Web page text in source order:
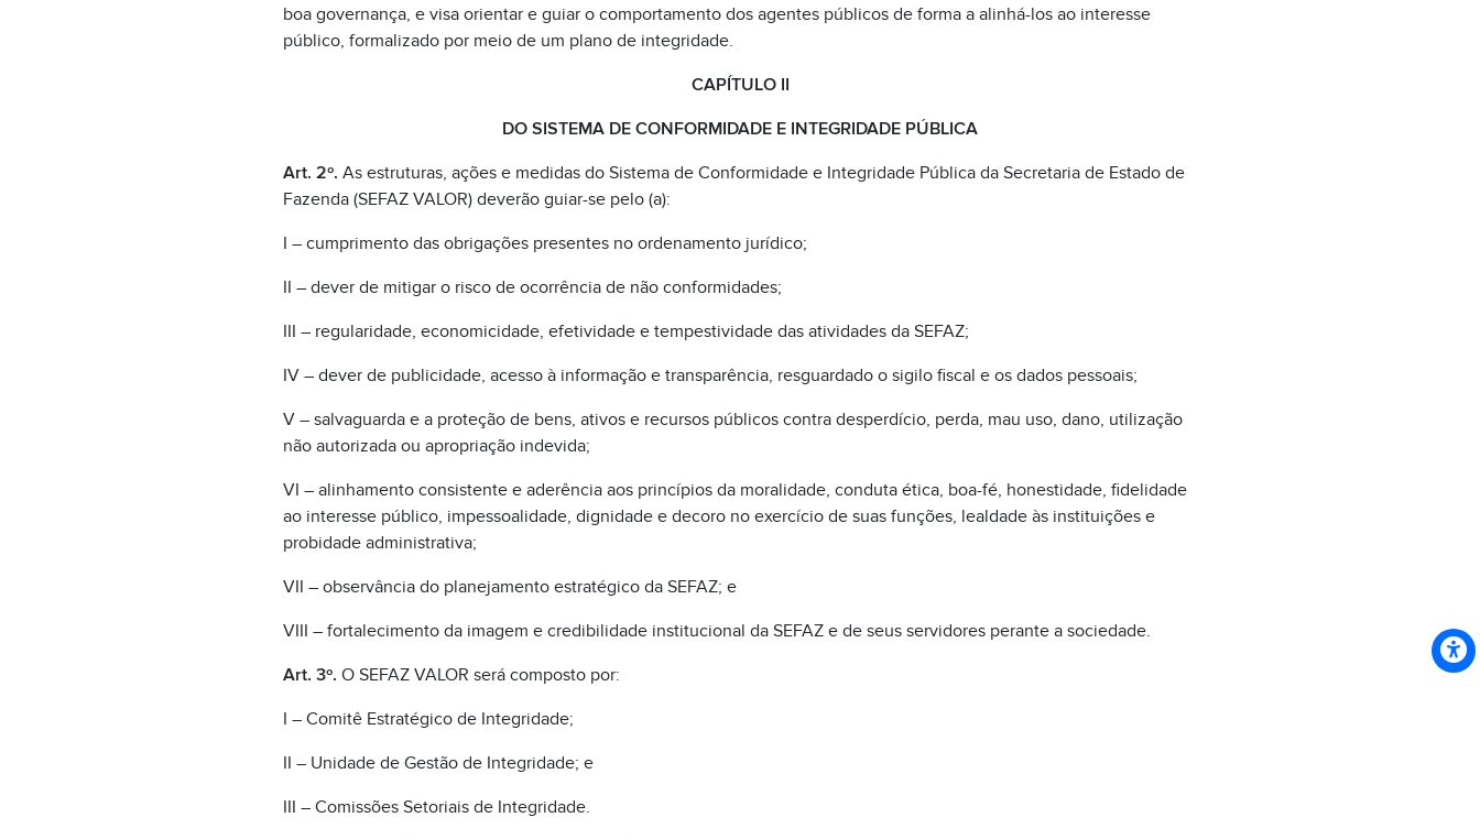
boa governança, e visa orientar e guiar o comportamento dos agentes públicos de forma a alinhá-los ao interesse
público, formalizado por meio de um plano de integridade.
CAPÍTULO II
DO SISTEMA DE CONFORMIDADE E INTEGRIDADE PÚBLICA
Art. 2º. As estruturas, ações e medidas do Sistema de Conformidade e Integridade Pública da Secretaria de Estado de
Fazenda (SEFAZ VALOR) deverão guiar-se pelo (a):
I – cumprimento das obrigações presentes no ordenamento jurídico;
II – dever de mitigar o risco de ocorrência de não conformidades;
III – regularidade, economicidade, efetividade e tempestividade das atividades da SEFAZ;
IV – dever de publicidade, acesso à informação e transparência, resguardado o sigilo fiscal e os dados pessoais;
V – salvaguarda e a proteção de bens, ativos e recursos públicos contra desperdício, perda, mau uso, dano, utilização
não autorizada ou apropriação indevida;
VI – alinhamento consistente e aderência aos princípios da moralidade, conduta ética, boa-fé, honestidade, fidelidade
ao interesse público, impessoalidade, dignidade e decoro no exercício de suas funções, lealdade às instituições e
probidade administrativa;
VII – observância do planejamento estratégico da SEFAZ; e
VIII – fortalecimento da imagem e credibilidade institucional da SEFAZ e de seus servidores perante a sociedade.
Art. 3º. O SEFAZ VALOR será composto por:
I – Comitê Estratégico de Integridade;
II – Unidade de Gestão de Integridade; e
III – Comissões Setoriais de Integridade.